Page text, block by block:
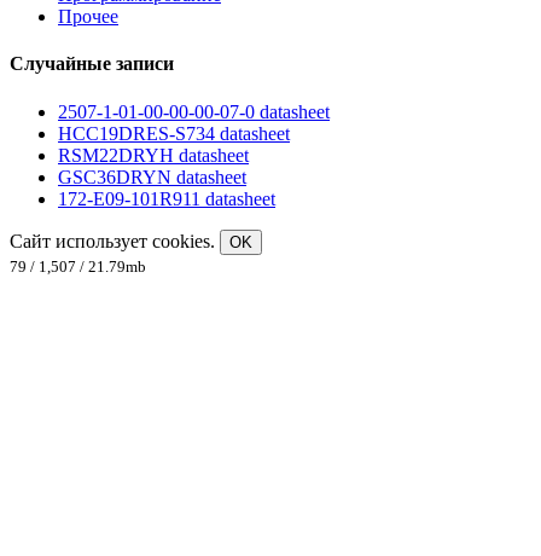
Прочее
Случайные записи
2507-1-01-00-00-00-07-0 datasheet
HCC19DRES-S734 datasheet
RSM22DRYH datasheet
GSC36DRYN datasheet
172-E09-101R911 datasheet
Сайт использует cookies.
OK
79 / 1,507 / 21.79mb